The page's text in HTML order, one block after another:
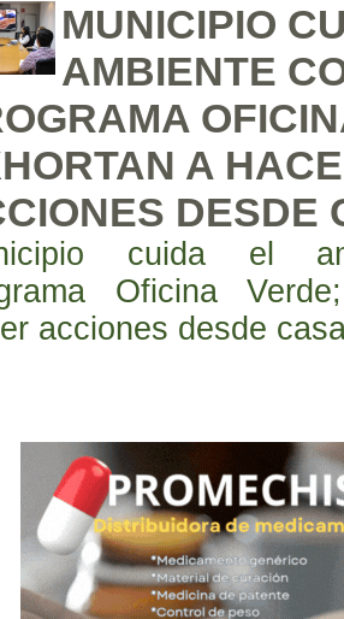
MUNICIPIO
AMBIENTE
A
DESDE
cuida el
Oficina
acciones desde